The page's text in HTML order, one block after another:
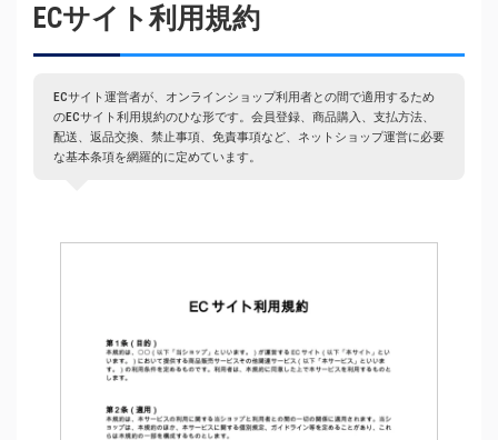
ECサイト利用規約
ECサイト運営者が、オンラインショップ利用者との間で適用するため
のECサイト利用規約のひな形です。会員登録、商品購入、支払方法、
配送、返品交換、禁止事項、免責事項など、ネットショップ運営に必要
な基本条項を網羅的に定めています。